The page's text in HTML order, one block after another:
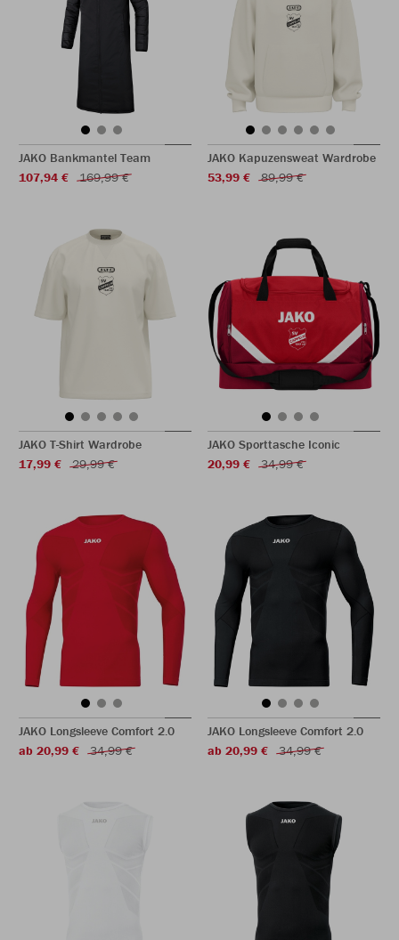
JAKO Bankmantel Team
107,94 €
169,99 €
JAKO Kapuzensweat Wardrobe
53,99 €
89,99 €
JAKO T-Shirt Wardrobe
17,99 €
29,99 €
JAKO Sporttasche Iconic
20,99 €
34,99 €
JAKO Longsleeve Comfort 2.0
ab 20,99 €
34,99 €
JAKO Longsleeve Comfort 2.0
ab 20,99 €
34,99 €